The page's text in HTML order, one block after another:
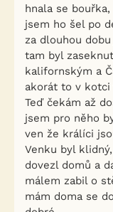
hnala se
jsem ho šel po
za dlouhou
tam byl
kalifornským a
akorát to v kotci
Teď čekám až
jsem pro něho
ven že králíci
Venku byl
dovezl domů a
málem zabil o
mám doma se